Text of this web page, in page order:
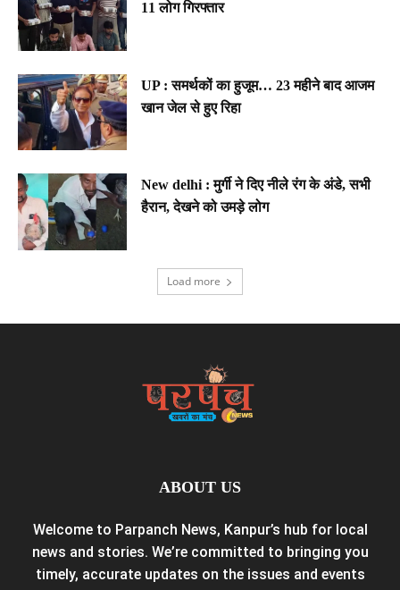
11 लोग गिरफ्तार
UP : समर्थकों का हुजूम… 23 महीने बाद आजम
खान जेल से हुए रिहा
New delhi : मुर्गी ने दिए नीले रंग के अंडे, सभी
हैरान, देखने को उमड़े लोग
Load more
ABOUT US
Welcome to Parpanch News, Kanpur’s hub for local
news and stories. We’re committed to bringing you
timely, accurate updates on the issues and events